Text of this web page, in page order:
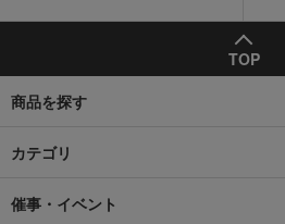
TOP
商品を探す
カテゴリ
催事・イベント